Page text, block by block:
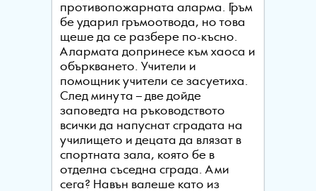
противопожарната аларма. Гръм
бе ударил гръмоотвода, но това
щеше да се разбере по-късно.
Алармата допринесе към хаоса и
объркването. Учители и
помощник учители се засуетиха.
След минута – две дойде
заповедта на ръководството
всички да напуснат сградата на
училището и децата да влязат в
спортната зала, която бе в
отделна съседна сграда. Ами
сега? Навън валеше като из